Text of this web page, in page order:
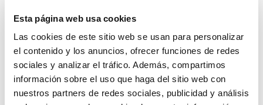
Esta página web usa cookies
Las cookies de este sitio web se usan para personalizar
el contenido y los anuncios, ofrecer funciones de redes
sociales y analizar el tráfico. Además, compartimos
información sobre el uso que haga del sitio web con
nuestros partners de redes sociales, publicidad y análisis